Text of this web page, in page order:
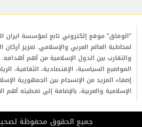
"الوفاق" موقع إلكتروني تابع لمؤسسة ايران
لمخاطبة العالم العربي والإسلامي. تعزيز
والتقارب بين الدول الإسلامية من أهم
المواضيع السياسية، الإقتصادية، الثقافية،
إضفاء المزيد من الإنسجام بين الجمهورية
الإسلامية والعربية، بالإضافة إلى تغطيته أهم
جمیع الحقوق محفوظة